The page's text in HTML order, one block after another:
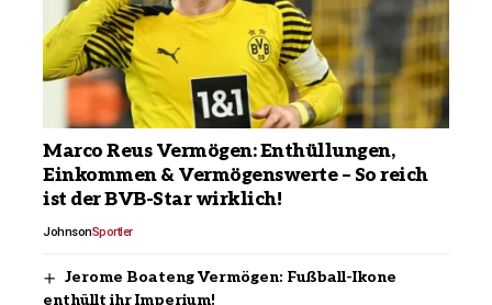
Marco Reus Vermögen: Enthüllungen,
Einkommen & Vermögenswerte – So reich
ist der BVB-Star wirklich!
JohnsonSportler
Jerome Boateng Vermögen: Fußball-Ikone
enthüllt ihr Imperium!